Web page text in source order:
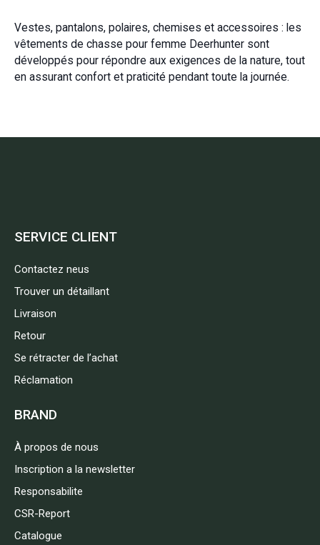
Vestes, pantalons, polaires, chemises et accessoires : les
vêtements de chasse pour femme Deerhunter sont
développés pour répondre aux exigences de la nature, tout
en assurant confort et praticité pendant toute la journée.
SERVICE CLIENT
Contactez neus
Trouver un détaillant
Livraison
Retour
Se rétracter de l’achat
Réclamation
BRAND
À propos de nous
Inscription a la newsletter
Responsabilite
CSR-Report
Catalogue